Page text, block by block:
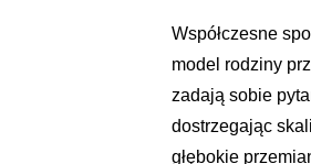
Współczesne
model rodziny
zadają sobie
dostrzegając
głębokie